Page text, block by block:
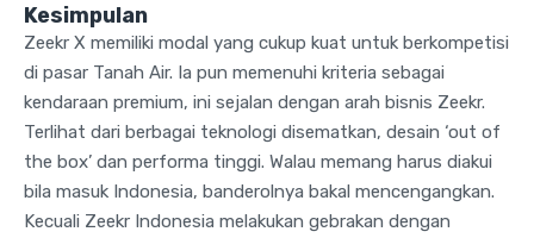
Kesimpulan
Zeekr X memiliki modal yang cukup kuat untuk berkompetisi
di pasar Tanah Air. Ia pun memenuhi kriteria sebagai
kendaraan premium, ini sejalan dengan arah bisnis Zeekr.
Terlihat dari berbagai teknologi disematkan, desain ‘out of
the box’ dan performa tinggi. Walau memang harus diakui
bila masuk Indonesia, banderolnya bakal mencengangkan.
Kecuali Zeekr Indonesia melakukan gebrakan dengan